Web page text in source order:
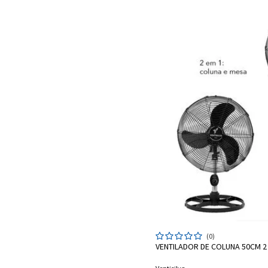
(0)
VENTILADOR DE COLUNA 50CM